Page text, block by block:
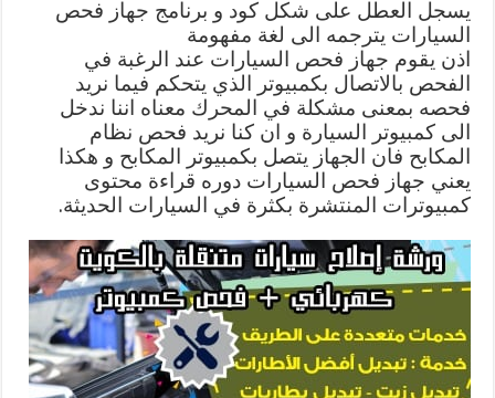
يسجل العطل على شكل كود و برنامج جهاز فحص
السيارات يترجمه الى لغة مفهومة
اذن يقوم جهاز فحص السيارات عند الرغبة في
الفحص بالاتصال بكمبيوتر الذي يتحكم فيما نريد
فحصه بمعنى مشكلة في المحرك معناه اننا ندخل
الى كمبيوتر السيارة و ان كنا نريد فحص نظام
المكابح فان الجهاز يتصل بكمبيوتر المكابح و هكذا
يعني جهاز فحص السيارات دوره قراءة محتوى
كمبيوترات المنتشرة بكثرة في السيارات الحديثة.